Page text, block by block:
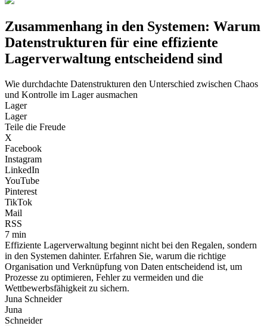
Zusammenhang in den Systemen: Warum
Datenstrukturen für eine effiziente
Lagerverwaltung entscheidend sind
Wie durchdachte Datenstrukturen den Unterschied zwischen Chaos
und Kontrolle im Lager ausmachen
Lager
Lager
Teile die Freude
X
Facebook
Instagram
LinkedIn
YouTube
Pinterest
TikTok
Mail
RSS
7 min
Effiziente Lagerverwaltung beginnt nicht bei den Regalen, sondern
in den Systemen dahinter. Erfahren Sie, warum die richtige
Organisation und Verknüpfung von Daten entscheidend ist, um
Prozesse zu optimieren, Fehler zu vermeiden und die
Wettbewerbsfähigkeit zu sichern.
Juna Schneider
Juna
Schneider